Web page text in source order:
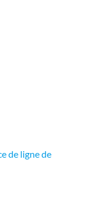
de ligne de